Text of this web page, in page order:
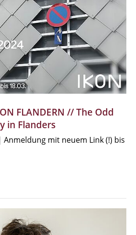
FLANDERN // The Odd
in Flanders
Anmeldung mit neuem Link (!) bis